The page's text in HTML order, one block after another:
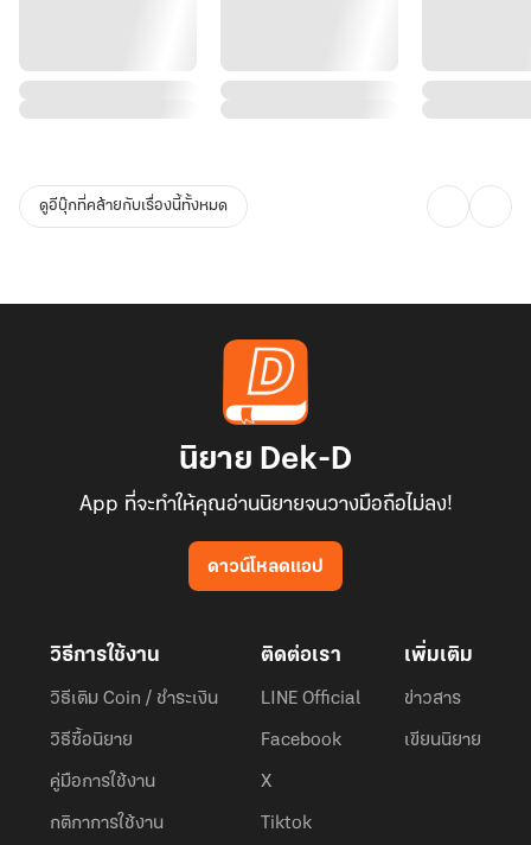
ดูอีบุ๊กที่คล้ายกับเรื่องนี้ทั้งหมด
นิยาย Dek-D
App ที่จะทำให้คุณอ่านนิยายจนวางมือถือไม่ลง!
ดาวน์โหลดแอป
วิธีการใช้งาน
วิธีเติม Coin / ชำระเงิน
วิธีซื้อนิยาย
คู่มือการใช้งาน
กติกาการใช้งาน
ติดต่อเรา
LINE Official
Facebook
X
Tiktok
เพิ่มเติม
ข่าวสาร
เขียนนิยาย